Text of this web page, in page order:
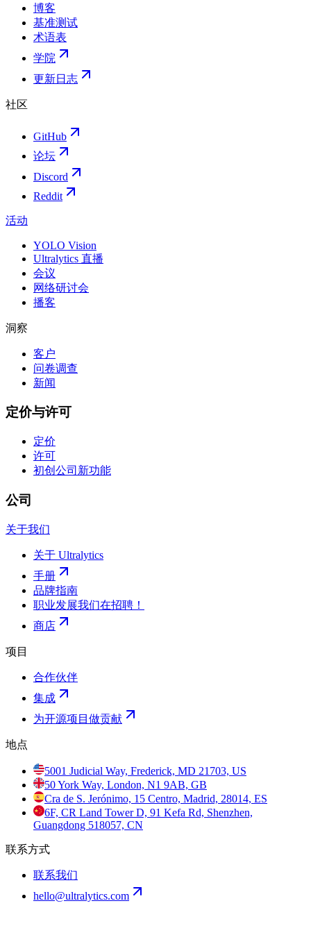
博客
基准测试
术语表
学院
更新日志
社区
GitHub
论坛
Discord
Reddit
活动
YOLO Vision
Ultralytics 直播
会议
网络研讨会
播客
洞察
客户
问卷调查
新闻
定价与许可
定价
许可
初创公司 新功能
公司
关于我们
关于 Ultralytics
手册
品牌指南
职业发展我们在招聘！
商店
项目
合作伙伴
集成
为开源项目做贡献
地点
5001 Judicial Way, Frederick, MD 21703, US
50 York Way, London, N1 9AB, GB
Cra de S. Jerónimo, 15 Centro, Madrid, 28014, ES
6F, CR Land Tower D, 91 Kefa Rd, Shenzhen,
Guangdong 518057, CN
联系方式
联系我们
hello@ultralytics.com